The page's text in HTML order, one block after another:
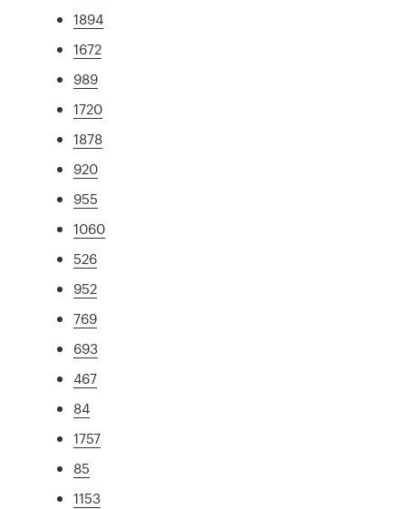
1894
1672
989
1720
1878
920
955
1060
526
952
769
693
467
84
1757
85
1153